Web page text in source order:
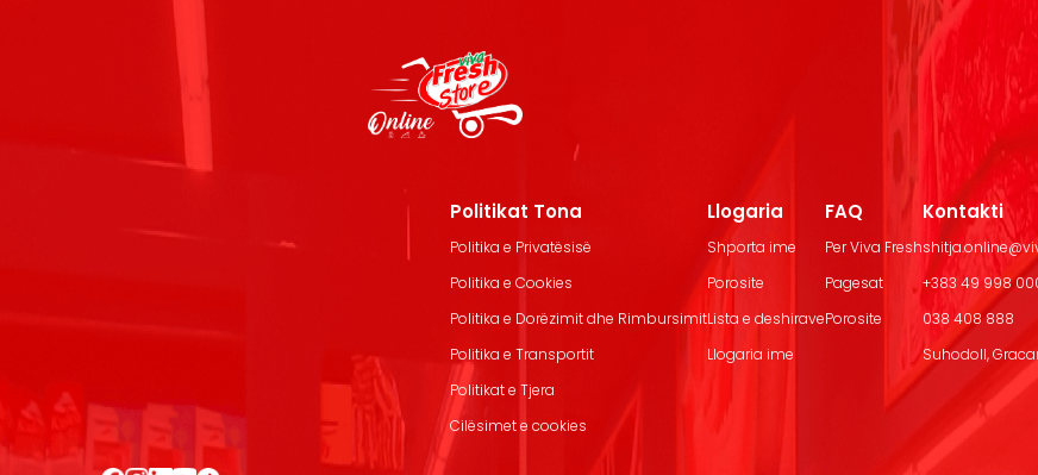
Politikat Tona
Politika e Privatësisë
Politika e Cookies
Politika e Dorëzimit dhe Rimbursimit
Politika e Transportit
Politikat e Tjera
Cilësimet e cookies
Llogaria
Shporta ime
Porosite
Lista e deshirave
Llogaria ime
FAQ
Per Viva Fresh
Pagesat
Porosite
Kontakti
+383 49 998
038 408 888
Suhodoll,